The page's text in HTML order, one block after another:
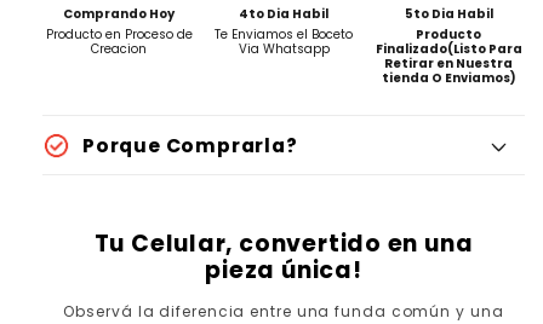
Comprando Hoy
Producto en Proceso de
Creacion
4to Dia Habil
Te Enviamos el Boceto
Via Whatsapp
5to Dia Habil
Producto
Finalizado(Listo Para
Retirar en Nuestra
tienda O Enviamos)
Porque Comprarla?
Tu Celular, convertido en una
pieza única!
Observá la diferencia entre una funda común y una